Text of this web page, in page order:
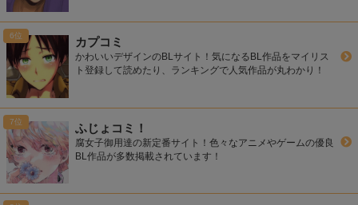
カプコミ
かわいいデザインのBLサイト！気になるBL作品をマイリス
ト登録して読めたり、ランキングで人気作品が丸わかり！
ふじょコミ！
腐女子御用達の新定番サイト！色々なアニメやゲームの優良
BL作品が多数掲載されています！